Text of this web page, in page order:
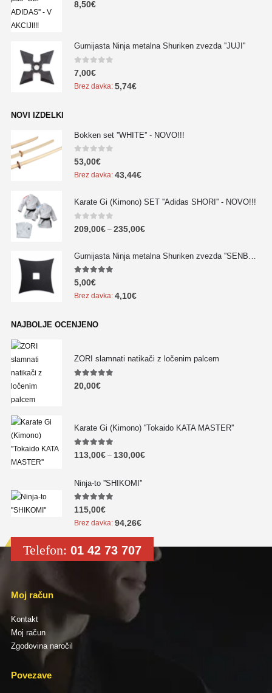
0 out of 5
8,50€
Gumijasta Ninja metalna Shuriken zvezda ''JUJI''
0out of 5
7,00€
Brez davka: 5,74€
NOVI IZDELKI
Bokken set ''WHITE'' - NOVO!!!
0out of 5
53,00€
Brez davka: 43,44€
Karate Gi (Kimono) SET ''Adidas SHORI'' - NOVO!!!
0out of 5
209,00€ – 235,00€
5.00out of 5
5,00€
Brez davka: 4,10€
NAJBOLJE OCENJENO
ZORI slamnati natikači z ločenim palcem
5.00out of 5
20,00€
Karate Gi (Kimono) ''Tokaido KATA MASTER''
5.00 out of 5
113,00€ – 130,00€
Ninja-to ''SHIKOMI''
5.00 out of 5
115,00€
Brez davka: 94,26€
Telefon: 01 42 73 707
Moj račun
Kontakt
Moj račun
Zgodovina naročil
Povezave